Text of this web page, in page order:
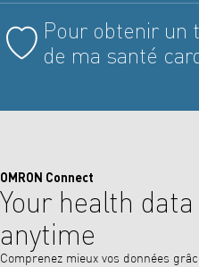
Pour obtenir un
de ma santé
OMRON Connect
Your health
anytime
Comprenez mieux vos données